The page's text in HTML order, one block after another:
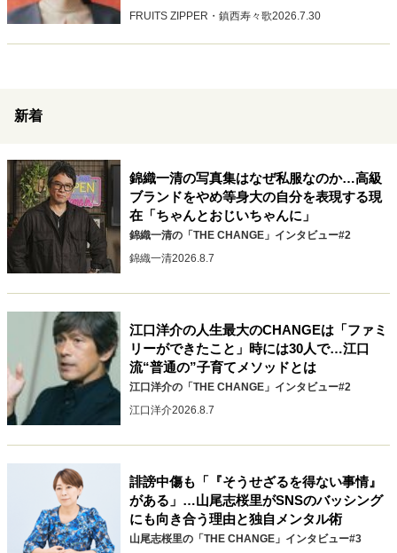
FRUITS ZIPPER・鎮西寿々歌2026.7.30
新着
錦織一清の写真集はなぜ私服なのか…高級
ブランドをやめ等身大の自分を表現する現
在「ちゃんとおじいちゃんに」
錦織一清の「THE CHANGE」インタビュー#2
錦織一清2026.8.7
江口洋介の人生最大のCHANGEは「ファミ
リーができたこと」時には30人で…江口
流“普通の”子育てメソッドとは
江口洋介の「THE CHANGE」インタビュー#2
江口洋介2026.8.7
誹謗中傷も「『そうせざるを得ない事情』
がある」…山尾志桜里がSNSのバッシング
にも向き合う理由と独自メンタル術
山尾志桜里の「THE CHANGE」インタビュー#3